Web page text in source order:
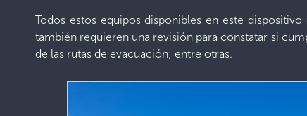
Todos estos equipos disponibles en este
también requieren una revisión para constatar si
de las rutas de evacuación; entre otras.